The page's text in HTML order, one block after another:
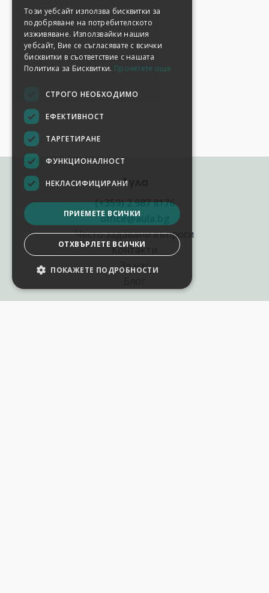
Аула
(+359) 2 987 8176
office@aula.bg
Често задавани въпроси
Контакти
За нас
Този уебсайт използва бисквитки за
подобряване на потребителското
изживяване. Използвайки нашия
уебсайт, Вие се съгласявате с всички
бисквитки в съответствие с нашата
Политика за Бисквитки. Прочетете още
СТРОГО НЕОБХОДИМО
ЕФЕКТИВНОСТ
ТАРГЕТИРАНЕ
ФУНКЦИОНАЛНОСТ
НЕКЛАСИФИЦИРАНИ
ПРИЕМЕТЕ ВСИЧКИ
ОТХВЪРЛЕТЕ ВСИЧКИ
ПОКАЖЕТЕ ПОДРОБНОСТИ